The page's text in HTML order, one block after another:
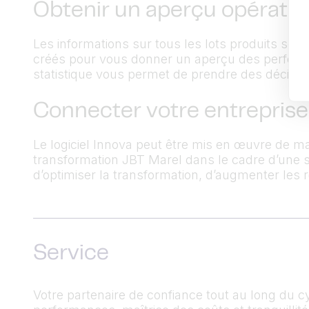
Obtenir un aperçu
Les informations sur tous les lots produits
créés pour vous donner un aperçu des
statistique vous permet de prendre des
Connecter votre entreprise
Le logiciel Innova peut être mis en œuvre de
transformation JBT Marel dans le cadre
d’optimiser la transformation, d’augmenter
Service
Votre partenaire de confiance tout au long du